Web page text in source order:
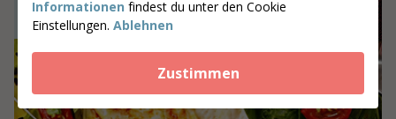
Informationen findest du unter den Cookie
Einstellungen. Ablehnen
Zustimmen